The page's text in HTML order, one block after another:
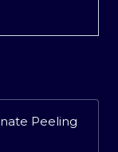
Sale!
Peeling